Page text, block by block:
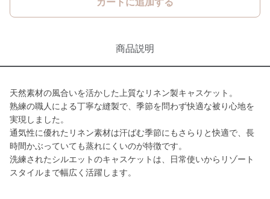
カートに追加する
商品説明
天然素材の風合いを活かした上質なリネン製キャスケット。
熟練の職人による丁寧な縫製で、季節を問わず快適な被り心地を
実現しました。
通気性に優れたリネン素材は汗ばむ季節にもさらりと快適で、長
時間かぶっていても蒸れにくいのが特徴です。
洗練されたシルエットのキャスケットは、日常使いからリゾート
スタイルまで幅広く活躍します。